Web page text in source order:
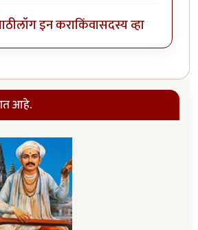
लॉग इन कराकिंवासदस्य व्हा
आहे.